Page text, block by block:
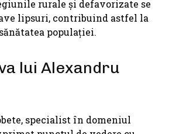
rurale și defavorizate se
lipsuri, contribuind astfel la
populației.
lui Alexandru
specialist în domeniul